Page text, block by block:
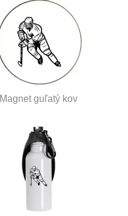
Magnet guľatý kov